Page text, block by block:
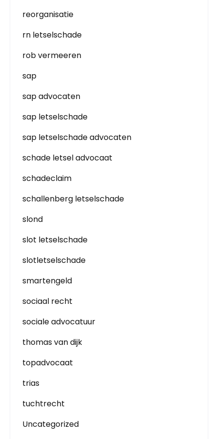
reorganisatie
rn letselschade
rob vermeeren
sap
sap advocaten
sap letselschade
sap letselschade advocaten
schade letsel advocaat
schadeclaim
schallenberg letselschade
slond
slot letselschade
slotletselschade
smartengeld
sociaal recht
sociale advocatuur
thomas van dijk
topadvocaat
trias
tuchtrecht
Uncategorized